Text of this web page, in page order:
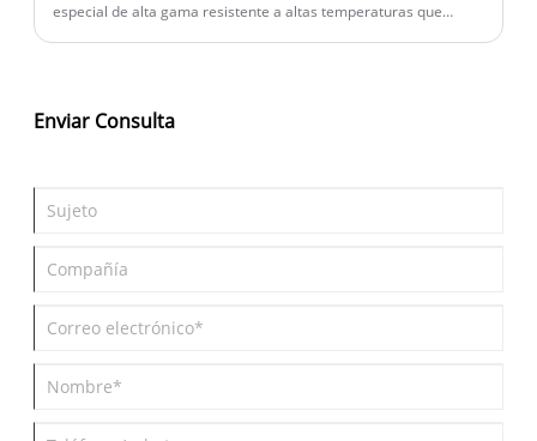
especial de alta gama resistente a altas temperaturas que
Enviar Consulta